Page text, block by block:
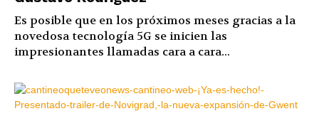
Es posible que en los próximos meses gracias a la
novedosa tecnología 5G se inicien las
impresionantes llamadas cara a cara...